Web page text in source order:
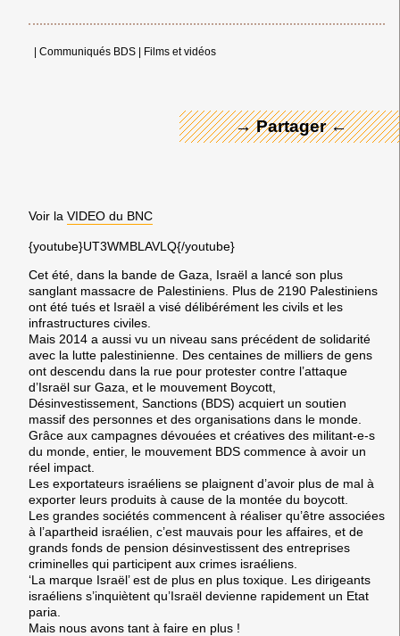
Communiqués BDS Films et vidéos
→ Partager ←
Voir la VIDEO du BNC
{youtube}UT3WMBLAVLQ{/youtube}
Cet été, dans la bande de Gaza, Israël a lancé son plus
sanglant massacre de Palestiniens. Plus de 2190 Palestiniens
ont été tués et Israël a visé délibérément les civils et les
infrastructures civiles.
Mais 2014 a aussi vu un niveau sans précédent de solidarité
avec la lutte palestinienne. Des centaines de milliers de gens
ont descendu dans la rue pour protester contre l’attaque
d’Israël sur Gaza, et le mouvement Boycott,
Désinvestissement, Sanctions (BDS) acquiert un soutien
massif des personnes et des organisations dans le monde.
Grâce aux campagnes dévouées et créatives des militant-e-s
du monde, entier, le mouvement BDS commence à avoir un
réel impact.
Les exportateurs israéliens se plaignent d’avoir plus de mal à
exporter leurs produits à cause de la montée du boycott.
Les grandes sociétés commencent à réaliser qu’être associées
à l’apartheid israélien, c’est mauvais pour les affaires, et de
grands fonds de pension désinvestissent des entreprises
criminelles qui participent aux crimes israéliens.
‘La marque Israël’ est de plus en plus toxique. Les dirigeants
israéliens s’inquiètent qu’Israël devienne rapidement un Etat
paria.
Mais nous avons tant à faire en plus !